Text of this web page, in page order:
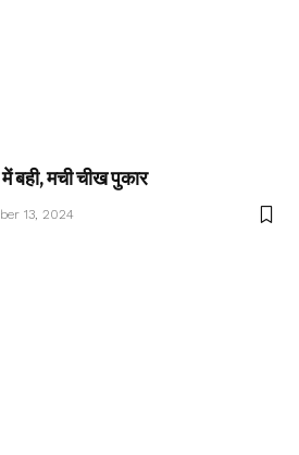
में बही, मची चीख पुकार
13, 2024